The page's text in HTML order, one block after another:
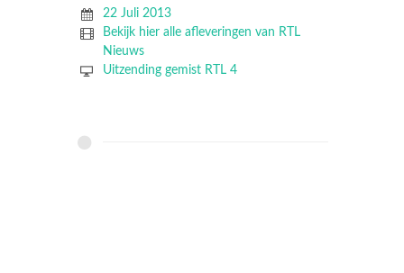
22 Juli 2013
Bekijk hier alle afleveringen van RTL
Nieuws
Uitzending gemist RTL 4